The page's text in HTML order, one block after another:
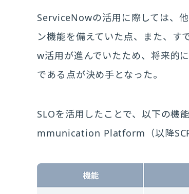
ServiceNowの活用に際しては、
ン機能を備えていた点、また、
w活用が進んでいたため、将来的
である点が決め手となった。
SLOを活用したことで、以下の機
mmunication Platform（以降SCP